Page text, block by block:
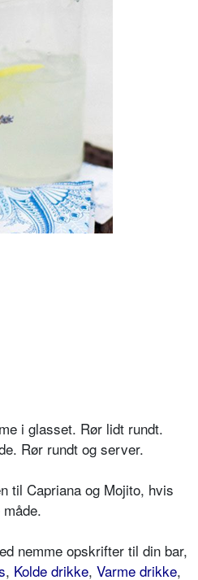
i glasset. Rør lidt rundt.
Rør rundt og server.
til Capriana og Mojito, hvis
nemme opskrifter til din bar,
, Kolde drikke, Varme drikke,